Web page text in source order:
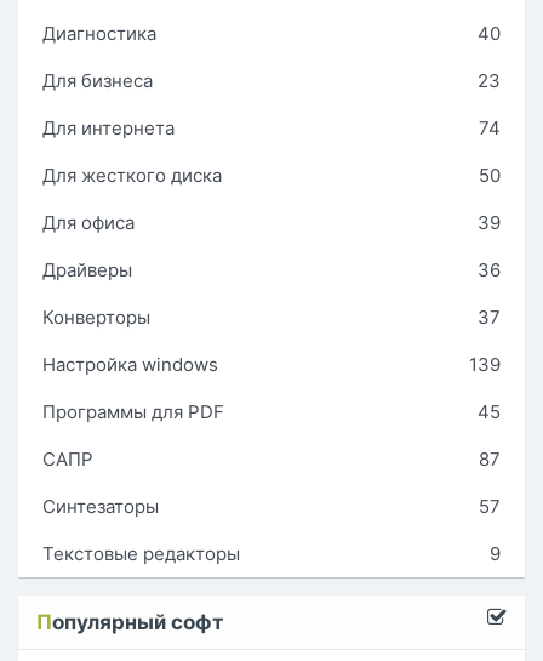
Диагностика 40
Для бизнеса 23
Для интернета 74
Для жесткого диска 50
Для офиса 39
Драйверы 36
Конверторы 37
Настройка windows 139
Программы для PDF 45
САПР 87
Синтезаторы 57
Текстовые редакторы 9
Популярный софт